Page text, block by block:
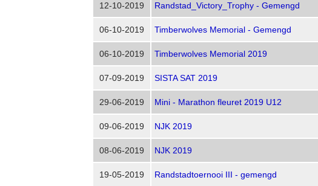
12-10-2019 Randstad_Victory_Trophy - Gemengd
06-10-2019 Timberwolves Memorial - Gemengd
06-10-2019 Timberwolves Memorial 2019
07-09-2019 SISTA SAT 2019
29-06-2019 Mini - Marathon fleuret 2019 U12
09-06-2019 NJK 2019
08-06-2019 NJK 2019
19-05-2019 Randstadtoernooi III - gemengd